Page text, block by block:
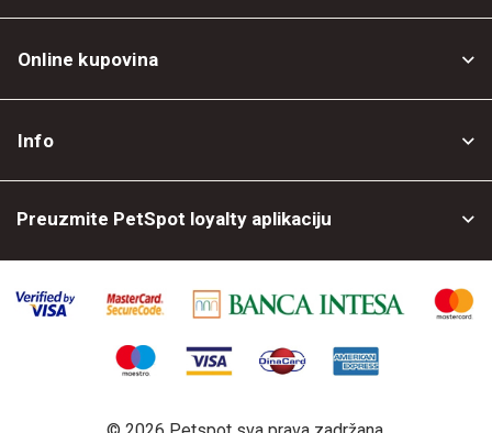
Online kupovina
Info
Preuzmite PetSpot loyalty aplikaciju